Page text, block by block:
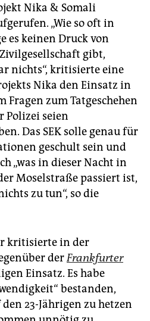
Nika & Somali
„Wie so oft in
es keinen Druck von
gibt,
nichts“, kritisierte eine
Nika den Einsatz in
Fragen zum Tatgeschehen
Polizei seien
Das SEK solle genau für
geschult sein und
„was in dieser Nacht in
Moselstraße passiert ist,
zu tun“, so die
kritisierte in der
derFrankfurter
Einsatz. Es habe
bestanden,
23-Jährigen zu hetzen